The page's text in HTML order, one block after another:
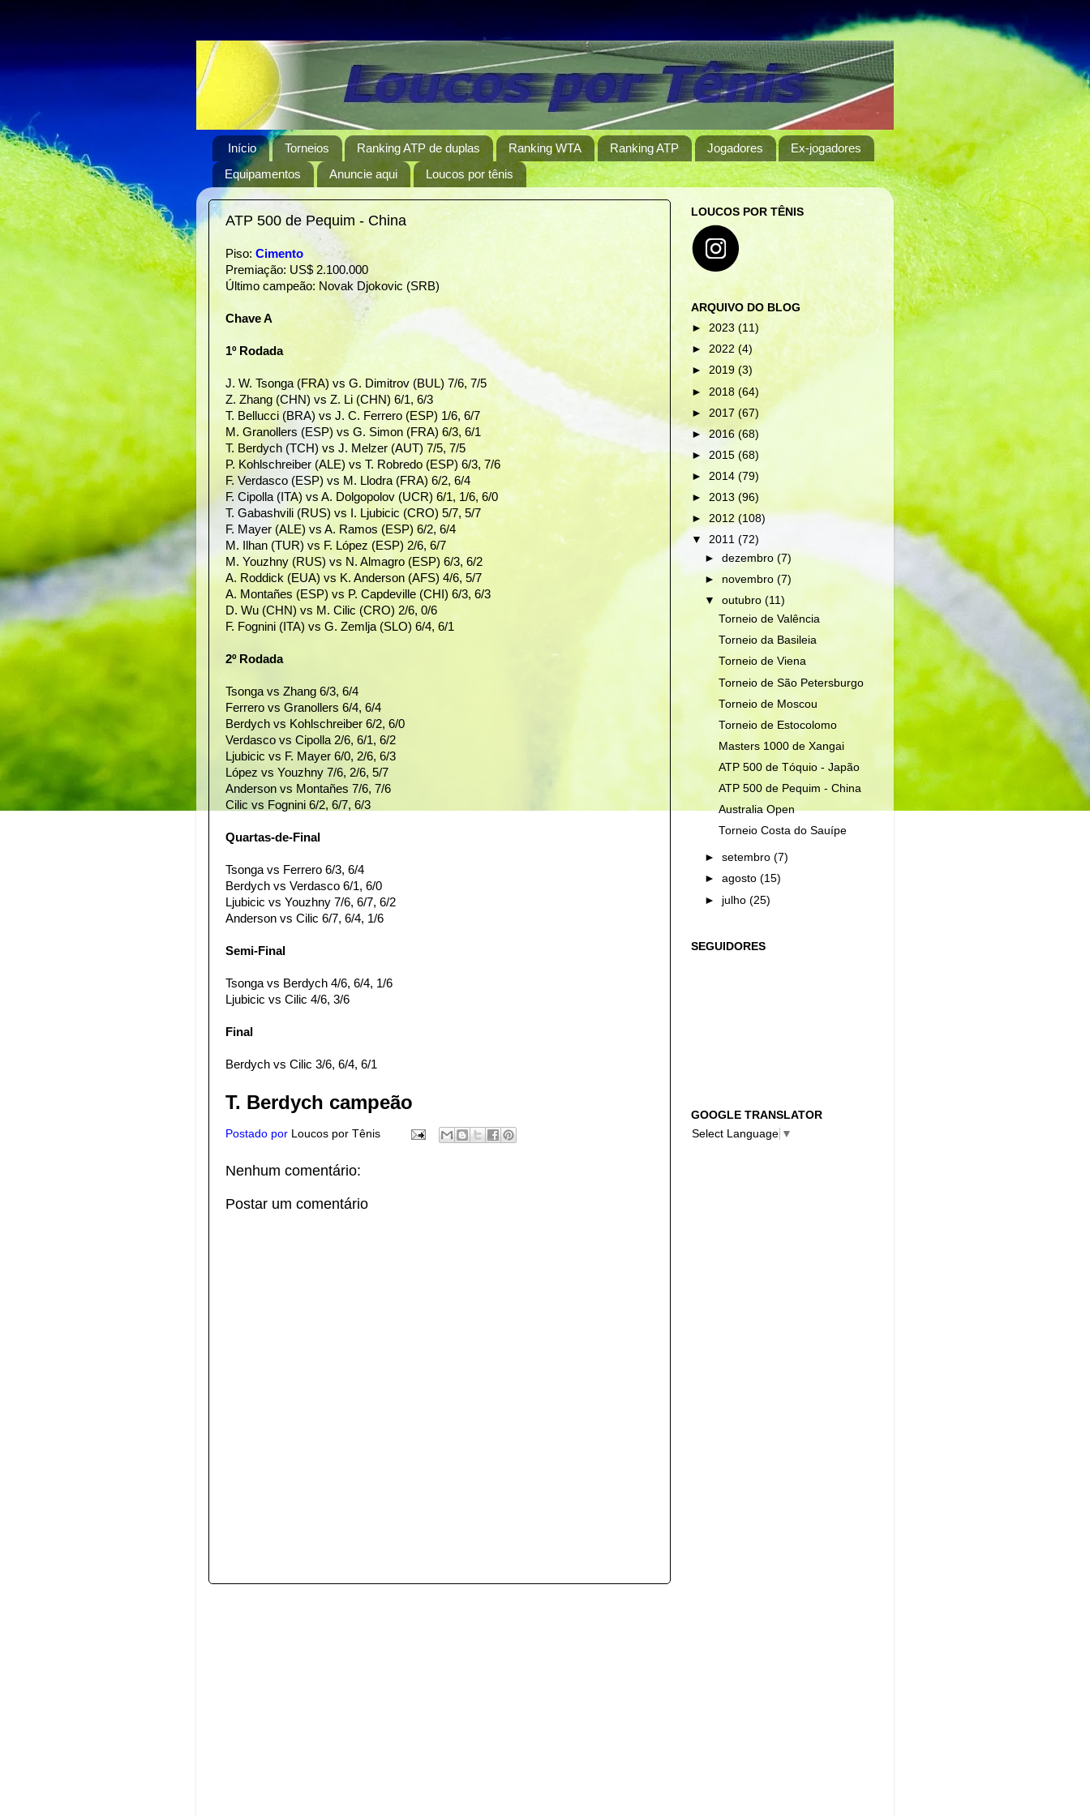
Início Torneios Ranking ATP de duplas Ranking WTA Ranking ATP Jogadores
Ex-jogadores
Equipamentos
Anuncie aqui Loucos por tênis
ATP 500 de Pequim - China
Piso: Cimento
Premiação: US$ 2.100.000
Último campeão: Novak Djokovic (SRB)
Chave A
1º Rodada
J. W. Tsonga (FRA) vs G. Dimitrov (BUL) 7/6, 7/5
Z. Zhang (CHN) vs Z. Li (CHN) 6/1, 6/3
T. Bellucci (BRA) vs J. C. Ferrero (ESP) 1/6, 6/7
M. Granollers (ESP) vs G. Simon (FRA) 6/3, 6/1
T. Berdych (TCH) vs J. Melzer (AUT) 7/5, 7/5
P. Kohlschreiber (ALE) vs T. Robredo (ESP) 6/3, 7/6
F. Verdasco (ESP) vs M. Llodra (FRA) 6/2, 6/4
F. Cipolla (ITA) vs A. Dolgopolov (UCR) 6/1, 1/6, 6/0
T. Gabashvili (RUS) vs I. Ljubicic (CRO) 5/7, 5/7
F. Mayer (ALE) vs A. Ramos (ESP) 6/2, 6/4
M. Ilhan (TUR) vs F. López (ESP) 2/6, 6/7
M. Youzhny (RUS) vs N. Almagro (ESP) 6/3, 6/2
A. Roddick (EUA) vs K. Anderson (AFS) 4/6, 5/7
A. Montañes (ESP) vs P. Capdeville (CHI) 6/3, 6/3
D. Wu (CHN) vs M. Cilic (CRO) 2/6, 0/6
F. Fognini (ITA) vs G. Zemlja (SLO) 6/4, 6/1
2º Rodada
Tsonga vs Zhang 6/3, 6/4
Ferrero vs Granollers 6/4, 6/4
Berdych vs Kohlschreiber 6/2, 6/0
Verdasco vs Cipolla 2/6, 6/1, 6/2
Ljubicic vs F. Mayer 6/0, 2/6, 6/3
López vs Youzhny 7/6, 2/6, 5/7
Anderson vs Montañes 7/6, 7/6
Cilic vs Fognini 6/2, 6/7, 6/3
Quartas-de-Final
Tsonga vs Ferrero 6/3, 6/4
Berdych vs Verdasco 6/1, 6/0
Ljubicic vs Youzhny 7/6, 6/7, 6/2
Anderson vs Cilic 6/7, 6/4, 1/6
Semi-Final
Tsonga vs Berdych 4/6, 6/4, 1/6
Ljubicic vs Cilic 4/6, 3/6
Final
Berdych vs Cilic 3/6, 6/4, 6/1
T. Berdych campeão
Postado por Loucos por Tênis
Nenhum comentário:
Postar um comentário
LOUCOS POR TÊNIS
ARQUIVO DO BLOG
► 2023 (11)
► 2022 (4)
► 2019 (3)
► 2018 (64)
► 2017 (67)
►2016(68)
► 2015 (68)
► 2014 (79)
► 2013 (96)
► 2012 (108)
▼ 2011 (72)
►dezembro(7)
► novembro(7)
▼outubro(11)
Torneio de Valência
Torneio da Basileia
Torneio de Viena
Torneio de São Petersburgo
Torneio de Moscou
Torneio de Estocolomo
Masters 1000 de Xangai
ATP 500 de Tóquio - Japão
ATP 500 de Pequim - China
Australia Open
Torneio Costa do Sauípe
►setembro(7)
►agosto(15)
► julho(25)
SEGUIDORES
GOOGLE TRANSLATOR
Select Language ▼